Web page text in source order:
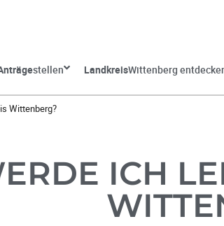
stellen LandkreisWittenberg
Wittenberg?
ICH